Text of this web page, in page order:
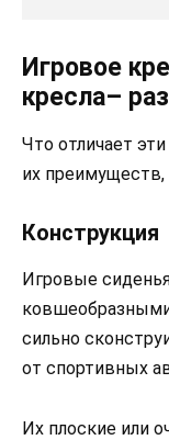
Игровое
кресла–
Что отличает
их
Конструкция
Игровые
сильно
от спортивных
Их плоские или